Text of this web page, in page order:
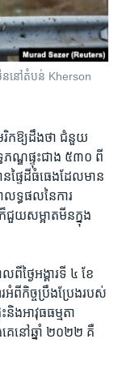
ននៅតំបន់ Kherson
រិក​ឱ្យដឹង​ថា​ ជំនួយ​
ណ្ឌ​ផ្ទុះ​ជាង​ ៥៣០ ពី​
ន​ផ្ទៃដី​ធំធេងដែល​មាន​
លទ្ធផល​នៃ​ការ​
យសម្អាតមីន​ក្នុង​
ថ្ងៃ​អង្គារ​ទី ៤​ ខែ
ពី​កិច្ច​ប្រឹងប្រែង​របស់​
ង​អាវុធ​ធម្មតា
នៅ​ឆ្នាំ ២០២២​ គឺ​